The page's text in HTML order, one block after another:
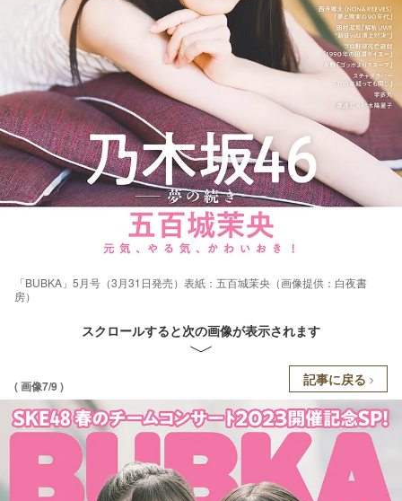
「BUBKA」5月号（3月31日発売）表紙：五百城茉央（画像提供：白夜書
房）
スクロールすると次の画像が表示されます
( 画像7/9 ) 記事に戻る